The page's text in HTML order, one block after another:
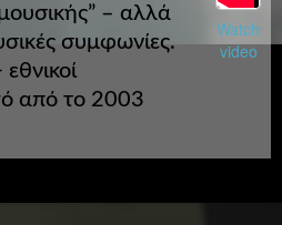
– αλλά
συμφωνίες.
από το 2003
Watch
video